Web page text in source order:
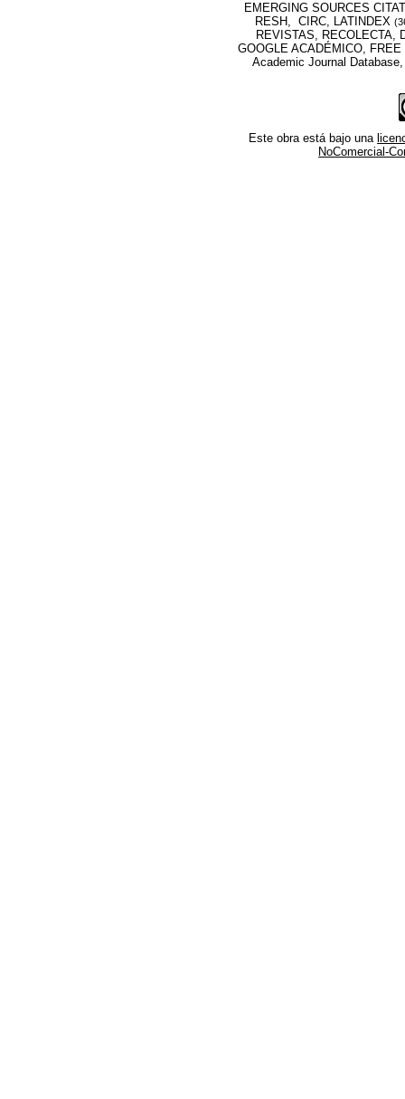
EMERGING SOURCES
RESH, CIRC, LATINDEX
REVISTAS, RECOLECTA,
GOOGLE ACADÉMICO,
Academic Journal
Este obra está bajo una
NoComercial-